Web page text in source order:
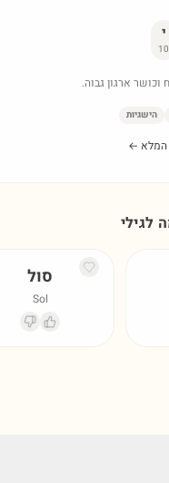
י
10
ארגון גבוה.
הישגיות
המלא ←
לגילי
סול
Sol